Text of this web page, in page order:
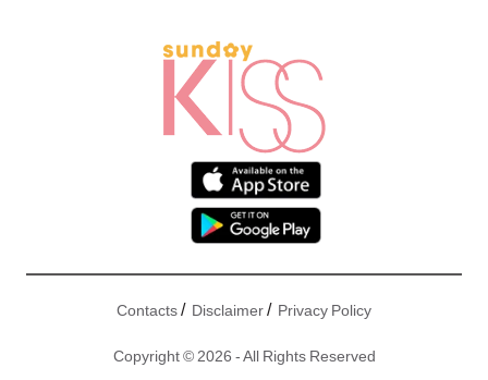
Contacts/ Disclaimer/ Privacy Policy
Copyright © 2026 - All Rights Reserved